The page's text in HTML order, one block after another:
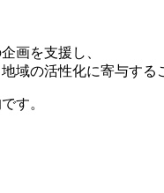
画を支援し、
域の活性化に寄与する
す。